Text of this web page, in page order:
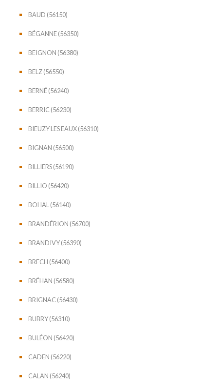
BAUD (56150)
BÉGANNE (56350)
BEIGNON (56380)
BELZ (56550)
BERNÉ (56240)
BERRIC (56230)
BIEUZY LES EAUX (56310)
BIGNAN (56500)
BILLIERS (56190)
BILLIO (56420)
BOHAL (56140)
BRANDÉRION (56700)
BRANDIVY (56390)
BRECH (56400)
BRÉHAN (56580)
BRIGNAC (56430)
BUBRY (56310)
BULÉON (56420)
CADEN (56220)
CALAN (56240)